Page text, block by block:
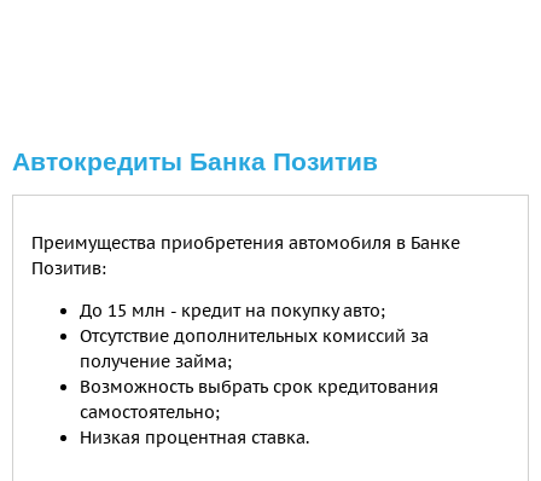
Автокредиты Банка Позитив
Преимущества приобретения автомобиля в Банке
Позитив:
До 15 млн - кредит на покупку авто;
Отсутствие дополнительных комиссий за
получение займа;
Возможность выбрать срок кредитования
самостоятельно;
Низкая процентная ставка.